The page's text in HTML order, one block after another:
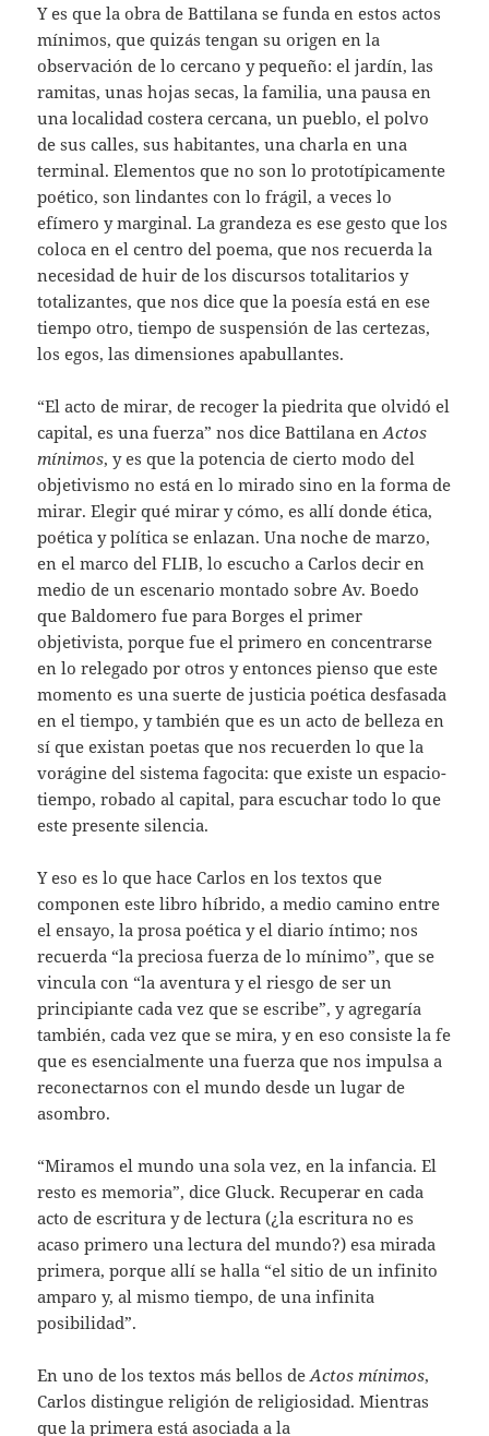
Y es que la obra de Battilana se funda en estos actos
mínimos, que quizás tengan su origen en la
observación de lo cercano y pequeño: el jardín, las
ramitas, unas hojas secas, la familia, una pausa en
una localidad costera cercana, un pueblo, el polvo
de sus calles, sus habitantes, una charla en una
terminal. Elementos que no son lo prototípicamente
poético, son lindantes con lo frágil, a veces lo
efímero y marginal. La grandeza es ese gesto que los
coloca en el centro del poema, que nos recuerda la
necesidad de huir de los discursos totalitarios y
totalizantes, que nos dice que la poesía está en ese
tiempo otro, tiempo de suspensión de las certezas,
los egos, las dimensiones apabullantes.
“El acto de mirar, de recoger la piedrita que olvidó el
capital, es una fuerza” nos dice Battilana enActos
mínimos, y es que la potencia de cierto modo del
objetivismo no está en lo mirado sino en la forma de
mirar. Elegir qué mirar y cómo, es allí donde ética,
poética y política se enlazan. Una noche de marzo,
en el marco del FLIB, lo escucho a Carlos decir en
medio de un escenario montado sobre Av. Boedo
que Baldomero fue para Borges el primer
objetivista, porque fue el primero en concentrarse
en lo relegado por otros y entonces pienso que este
momento es una suerte de justicia poética desfasada
en el tiempo, y también que es un acto de belleza en
sí que existan poetas que nos recuerden lo que la
vorágine del sistema fagocita: que existe un espacio-
tiempo, robado al capital, para escuchar todo lo que
este presente silencia.
Y eso es lo que hace Carlos en los textos que
componen este libro híbrido, a medio camino entre
el ensayo, la prosa poética y el diario íntimo; nos
recuerda “la preciosa fuerza de lo mínimo”, que se
vincula con “la aventura y el riesgo de ser un
principiante cada vez que se escribe”, y agregaría
también, cada vez que se mira, y en eso consiste la fe
que es esencialmente una fuerza que nos impulsa a
reconectarnos con el mundo desde un lugar de
asombro.
“Miramos el mundo una sola vez, en la infancia. El
resto es memoria”, dice Gluck. Recuperar en cada
acto de escritura y de lectura (¿la escritura no es
acaso primero una lectura del mundo?) esa mirada
primera, porque allí se halla “el sitio de un infinito
amparo y, al mismo tiempo, de una infinita
posibilidad”.
En uno de los textos más bellos deActos mínimos,
Carlos distingue religión de religiosidad. Mientras
que la primera está asociada a la